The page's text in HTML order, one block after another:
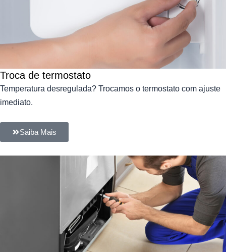
Troca de termostato
Temperatura desregulada? Trocamos o termostato com ajuste
imediato.
Saiba Mais